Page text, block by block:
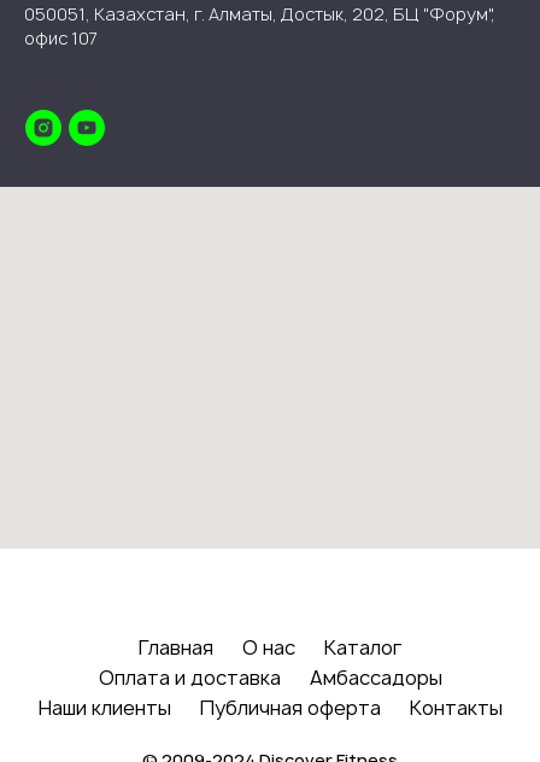
050051, Казахстан, г. Алматы, Достык, 202, БЦ "Форум",
офис 107
Главная О нас
Каталог
Оплата и доставка
Амбассадоры
Наши клиенты
Публичная оферта Контакты